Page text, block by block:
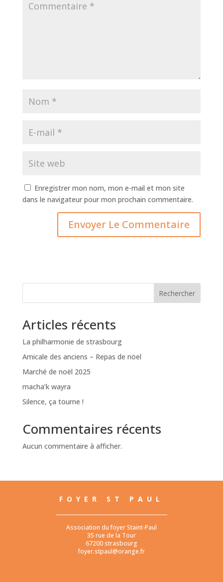
Enregistrer mon nom, mon e-mail et mon site
dans le navigateur pour mon prochain commentaire.
Rechercher
Articles récents
La philharmonie de strasbourg
Amicale des anciens – Repas de nöel
Marché de noël 2025
macha’k wayra
Silence, ça tourne !
Commentaires récents
Aucun commentaire à afficher.
FOYER ST PAUL
Association du foyer Staint-Paul
35 rue de la Tour
67200 strasbourg
foyer.stpaul@orange.fr